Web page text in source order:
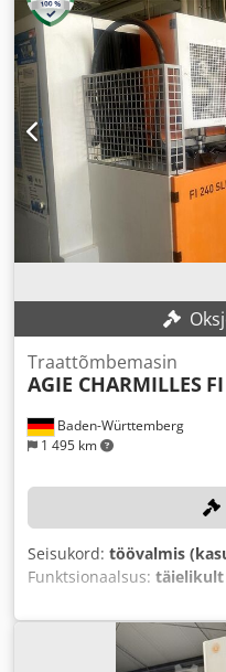
Baden-Württemberg
1 495 km
Traattõmbemasin
AGIE CHARMILLES
Seisukord: töövalmis
Funktsionaalsus:
, X-telje
liikumisteekond:220 mm,
Traadi läbimõõt (max.):